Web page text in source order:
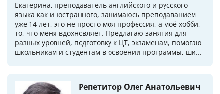
Екатерина, преподаватель английского и русского
языка как иностранного, занимаюсь преподаванием
уже 14 лет, это не просто моя профессия, а моё хобби,
то, что меня вдохновляет. Предлагаю занятия для
разных уровней, подготовку к ЦТ, экзаменам, помогаю
школьникам и студентам в освоении программы, ши...
Репетитор Олег Анатольевич